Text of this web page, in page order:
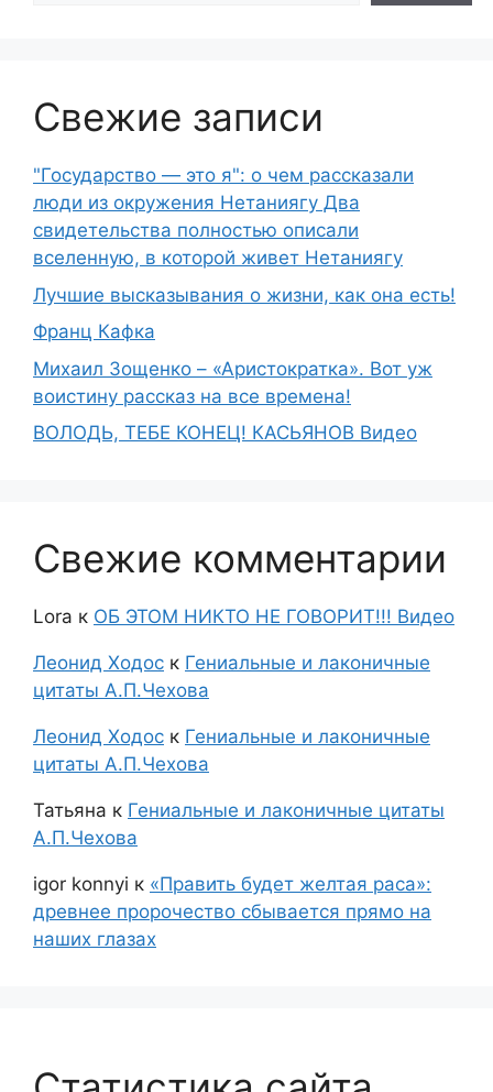
Свежие записи
"Государство — это я": о чем рассказали
люди из окружения Нетаниягу Два
свидетельства полностью описали
вселенную, в которой живет Нетаниягу
Лучшие высказывания о жизни, как она есть!
Франц Кафка
Михаил Зощенко – «Аристократка». Вот уж
воистину рассказ на все времена!
ВОЛОДЬ, ТЕБЕ КОНЕЦ! КАСЬЯНОВ Видео
Свежие комментарии
Lora к ОБ ЭТОМ НИКТО НЕ ГОВОРИТ!!! Видео
Леонид Ходос к Гениальные и лаконичные
цитаты А.П.Чехова
Леонид Ходос к Гениальные и лаконичные
цитаты А.П.Чехова
Татьяна к Гениальные и лаконичные цитаты
А.П.Чехова
igor konnyi к «Править будет желтая раса»:
древнее пророчество сбывается прямо на
наших глазах